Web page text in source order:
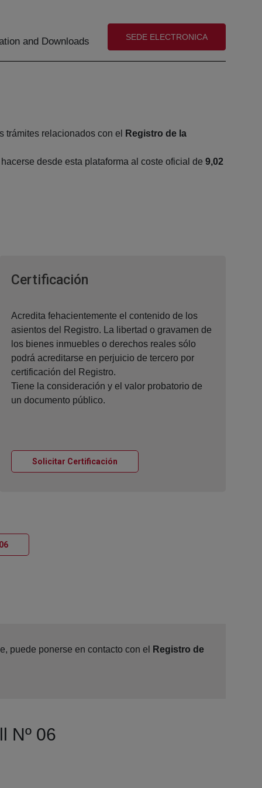
and Downloads (abre en nueva ventana)
SEDE ELECTRONICA
trámites relacionados con el
Registro de la
desde esta plataforma al coste oficial de 9,02
Certificación
Acredita fehacientemente el contenido de los
asientos del Registro. La libertad o gravamen de
los bienes inmuebles o derechos reales sólo
podrá acreditarse en perjuicio de tercero por
certificación del Registro.
Tiene la consideración y el valor probatorio de
un documento público.
Solicitar Certificación
Ventana nueva
puede ponerse en contacto con el
Registro de
Nº 06